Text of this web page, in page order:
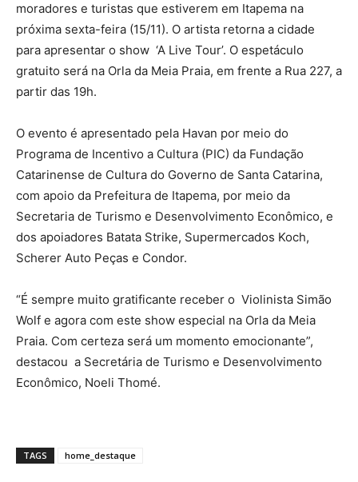
moradores e turistas que estiverem em Itapema na
próxima sexta-feira (15/11). O artista retorna a cidade
para apresentar o show ‘A Live Tour’. O espetáculo
gratuito será na Orla da Meia Praia, em frente a Rua 227, a
partir das 19h.
O evento é apresentado pela Havan por meio do
Programa de Incentivo a Cultura (PIC) da Fundação
Catarinense de Cultura do Governo de Santa Catarina,
com apoio da Prefeitura de Itapema, por meio da
Secretaria de Turismo e Desenvolvimento Econômico, e
dos apoiadores Batata Strike, Supermercados Koch,
Scherer Auto Peças e Condor.
“É sempre muito gratificante receber o Violinista Simão
Wolf e agora com este show especial na Orla da Meia
Praia. Com certeza será um momento emocionante”,
destacou a Secretária de Turismo e Desenvolvimento
Econômico, Noeli Thomé.
TAGS home_destaque